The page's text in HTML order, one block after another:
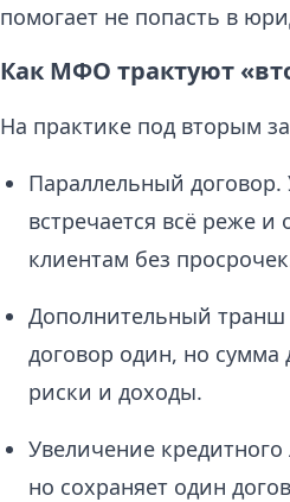
помогает не попасть в
Как МФО трактуют
На практике под вторым
Параллельный
встречается всё реже
клиентам без
Дополнительный транш
договор один, но
риски и доходы.
Увеличение
но сохраняет один